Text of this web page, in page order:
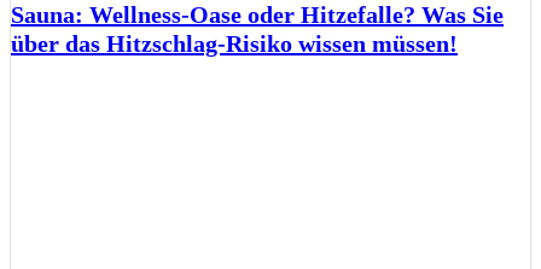
Sauna: Wellness-Oase oder Hitzefalle? Was Sie
über das Hitzschlag-Risiko wissen müssen!